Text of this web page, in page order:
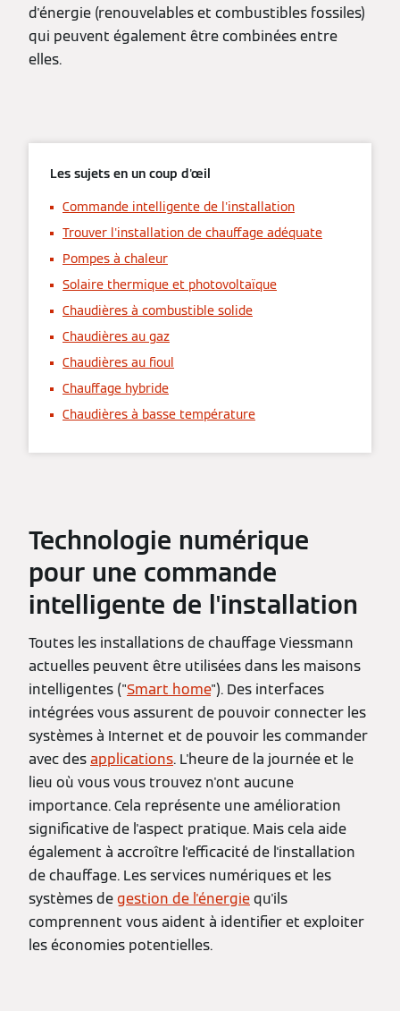
d'énergie (renouvelables et combustibles fossiles)
qui peuvent également être combinées entre
elles.
Les sujets en un coup d'œil
Commande intelligente de l'installation
Trouver l'installation de chauffage adéquate
Pompes à chaleur
Solaire thermique et photovoltaïque
Chaudières à combustible solide
Chaudières au gaz
Chaudières au fioul
Chauffage hybride
Chaudières à basse température
Technologie numérique
pour une commande
intelligente de l'installation
Toutes les installations de chauffage Viessmann
actuelles peuvent être utilisées dans les maisons
intelligentes ("Smart home"). Des interfaces
intégrées vous assurent de pouvoir connecter les
systèmes à Internet et de pouvoir les commander
avec desapplications. L'heure de la journée et le
lieu où vous vous trouvez n'ont aucune
importance. Cela représente une amélioration
significative de l'aspect pratique. Mais cela aide
également à accroître l'efficacité de l'installation
de chauffage. Les services numériques et les
systèmes degestion de l'énergiequ'ils
comprennent vous aident à identifier et exploiter
les économies potentielles.